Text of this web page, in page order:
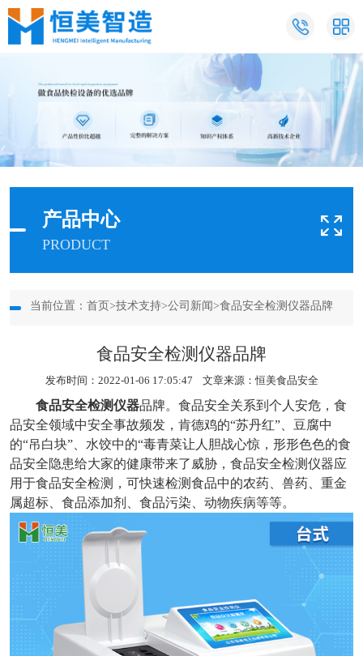
产品中心
PRODUCT
当前位置： 首页 >技术支持>公司新闻>食品安全检测仪器品牌
食品安全检测仪器品牌
发布时间：2022-01-06 17:05:47 文章来源：恒美食品安全
食品安全检测仪器品牌。食品安全关系到个人安危，食
品安全领域中安全事故频发，肯德鸡的“苏丹红”、豆腐中
的“吊白块”、水饺中的“毒青菜让人胆战心惊，形形色色的食
品安全隐患给大家的健康带来了威胁，食品安全检测仪器应
用于食品安全检测，可快速检测食品中的农药、兽药、重金
属超标、食品添加剂、食品污染、动物疾病等等。